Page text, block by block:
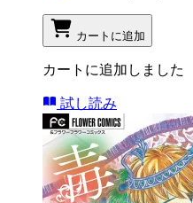
カートに追加
カートに追加しました
試し読み